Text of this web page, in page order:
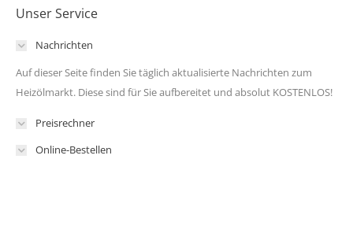
Unser Service
Nachrichten
Auf dieser Seite finden Sie täglich aktualisierte Nachrichten zum
Heizölmarkt. Diese sind für Sie aufbereitet und absolut KOSTENLOS!
Preisrechner
Online-Bestellen